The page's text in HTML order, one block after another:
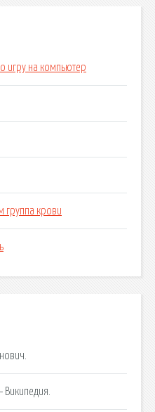
игру на компьютер
группа крови